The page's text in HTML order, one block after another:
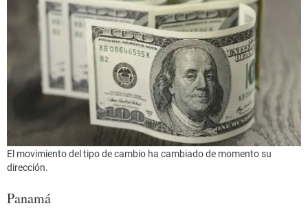
El movimiento del tipo de cambio ha cambiado de momento su
dirección.
Panamá